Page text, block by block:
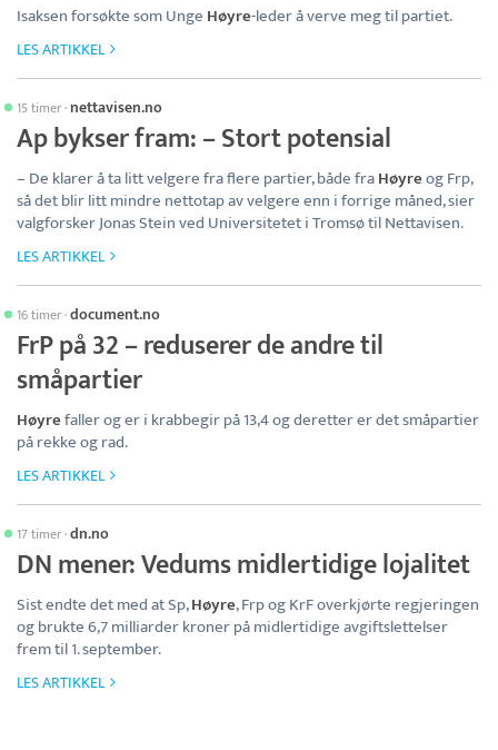
Isaksen forsøkte som Unge Høyre-leder å verve meg til partiet.
LES ARTIKKEL
15 timer· nettavisen.no
Ap bykser fram: – Stort potensial
– De klarer å ta litt velgere fra flere partier, både fraHøyreog Frp,
så det blir litt mindre nettotap av velgere enn i forrige måned, sier
valgforsker Jonas Stein ved Universitetet i Tromsø til Nettavisen.
LES ARTIKKEL
16 timer·document.no
FrP på 32 – reduserer de andre til
småpartier
Høyrefaller og er i krabbegir på 13,4 og deretter er det småpartier
på rekke og rad.
LES ARTIKKEL
17 timer·dn.no
DN mener: Vedums midlertidige lojalitet
Sist endte det med at Sp,Høyre, Frp og KrF overkjørte regjeringen
og brukte 6,7 milliarder kroner på midlertidige avgiftslettelser
frem til 1. september.
LES ARTIKKEL